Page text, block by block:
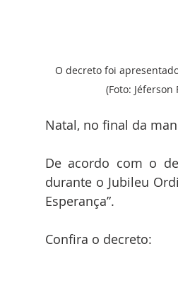
O decreto foi
(Foto: Jéferson
Natal, no final da
De acordo com o
durante o Jubileu
Esperança”.
Confira o decreto: